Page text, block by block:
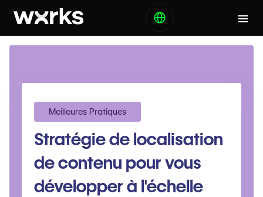
Meilleures Pratiques
Stratégie de localisation
de contenu pour vous
développer à l'échelle